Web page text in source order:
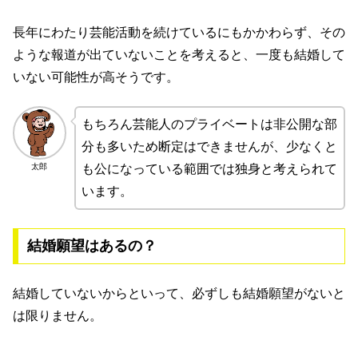
長年にわたり芸能活動を続けているにもかかわらず、その
ような報道が出ていないことを考えると、一度も結婚して
いない可能性が高そうです。
太郎
もちろん芸能人のプライベートは非公開な部
分も多いため断定はできませんが、少なくと
も公になっている範囲では独身と考えられて
います。
結婚願望はあるの？
結婚していないからといって、必ずしも結婚願望がないと
は限りません。